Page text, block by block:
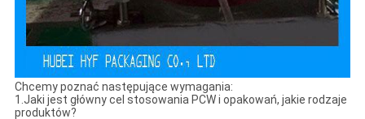
Chcemy poznać następujące wymagania:
1.Jaki jest główny cel stosowania PCW i opakowań, jakie rodzaje
produktów?